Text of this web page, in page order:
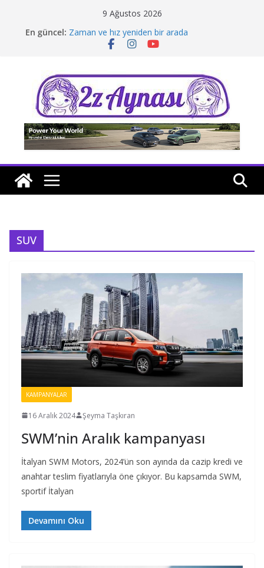
9 Ağustos 2026
En güncel: Zaman ve hız yeniden bir arada
Borusan Next Bodrum’da açıldı
Tatil rotasında test sürüşü
SUV
KAMPANYALAR
16 Aralık 2024 Şeyma Taşkıran
SWM’nin Aralık kampanyası
İtalyan SWM Motors, 2024’ün son ayında da cazip kredi ve
anahtar teslim fiyatlarıyla öne çıkıyor. Bu kapsamda SWM,
sportif İtalyan
Devamını Oku